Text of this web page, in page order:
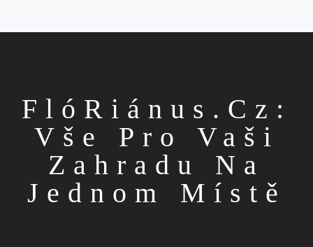
FlóRiánus.cz:
Vše Pro Vaši
Zahradu Na
Jednom Místě